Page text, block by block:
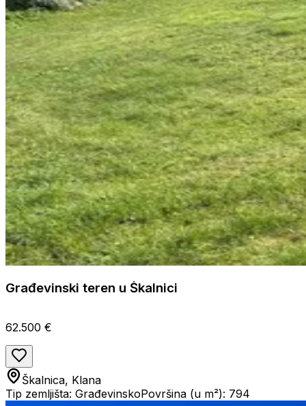
Građevinski teren u Škalnici
62.500 €
Škalnica, Klana
Tip zemljišta: GrađevinskoPovršina (u m²): 794